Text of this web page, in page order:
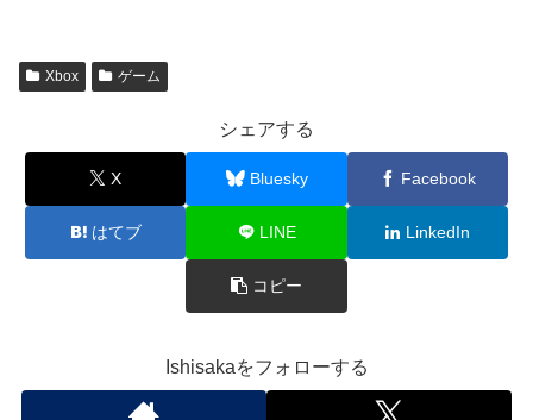
Xbox ゲーム
シェアする
X Bluesky Facebook
はてブ LINE LinkedIn
コピー
Ishisakaをフォローする